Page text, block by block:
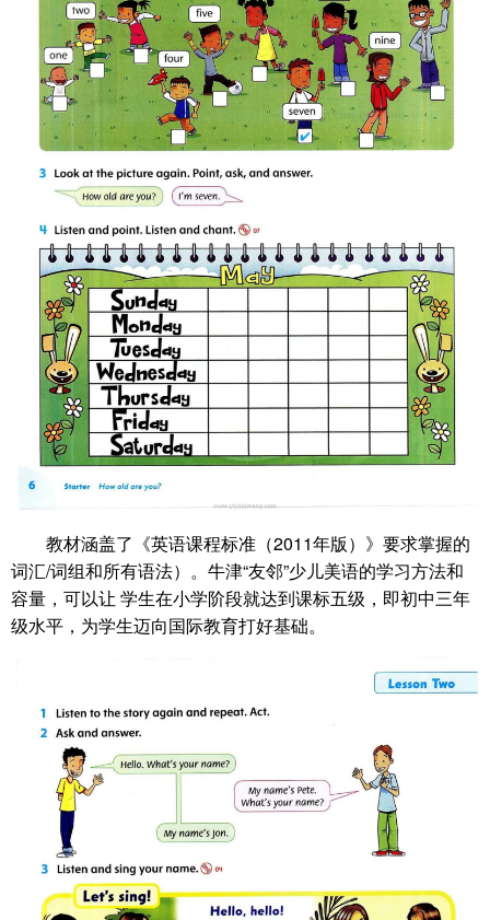
教材涵盖了《英语课程标准（2011年版）》要求掌握的
词汇/词组和所有语法）。牛津“友邻”少儿美语的学习方法和
容量，可以让 学生在小学阶段就达到课标五级，即初中三年
级水平，为学生迈向国际教育打好基础。